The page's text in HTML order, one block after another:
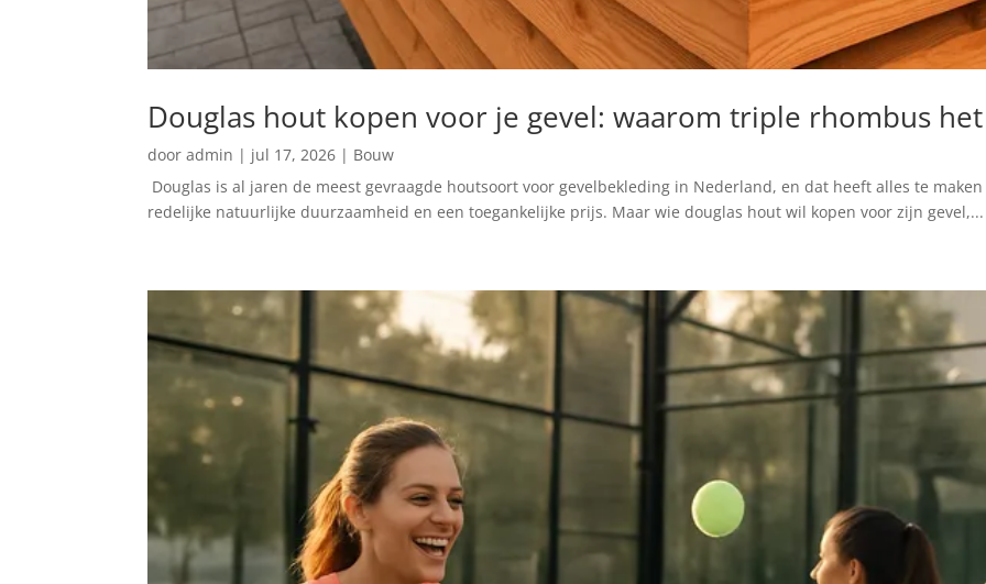
Douglas hout kopen voor je gevel: waarom triple rhombus
dooradmin | jul 17, 2026 | Bouw
Douglas is al jaren de meest gevraagde houtsoort voor gevelbekleding in Nederland, en dat heeft alles te
redelijke natuurlijke duurzaamheid en een toegankelijke prijs. Maar wie douglas hout wil kopen voor zijn gevel,...